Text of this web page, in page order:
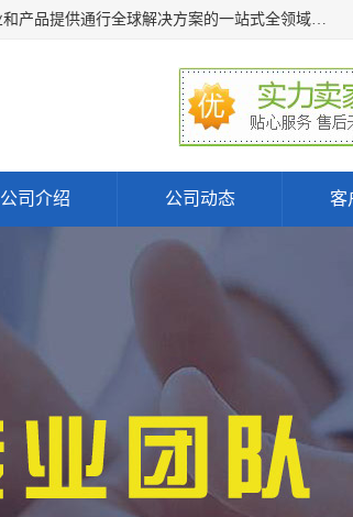
深圳万检通科技有限公司主营:iso9001质量认证机构及质检报告流程，为众多行业和产品提供通行全球解决方案的一站式全领域公共检测、鉴定、验货、srrc认证,质量检测认证及CE认证公司，帮助企业应对全球各种技术贸易壁垒，提升企业竞争优势，满足其对品质的高标准要求。
公司介绍 公司动态 客